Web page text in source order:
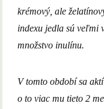
krémový, ale
indexu jedla sú veľmi
množstvo inulínu.
V tomto období sa
o to viac mu tieto 2